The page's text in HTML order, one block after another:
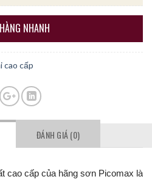
NHANH
cao cấp
ĐÁNH GIÁ (0)
cao cấp của hãng sơn Picomax là